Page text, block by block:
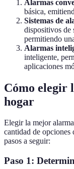
Alarmas
básica,
Sistemas de
dispositivos de
permitiendo
Alarmas
inteligente,
aplicaciones
Cómo elegir
hogar
Elegir la mejor
cantidad de
pasos a seguir:
Paso 1: